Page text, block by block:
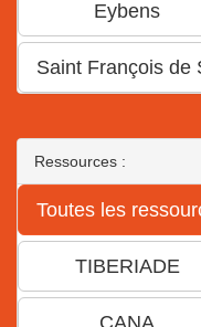
Ressources :